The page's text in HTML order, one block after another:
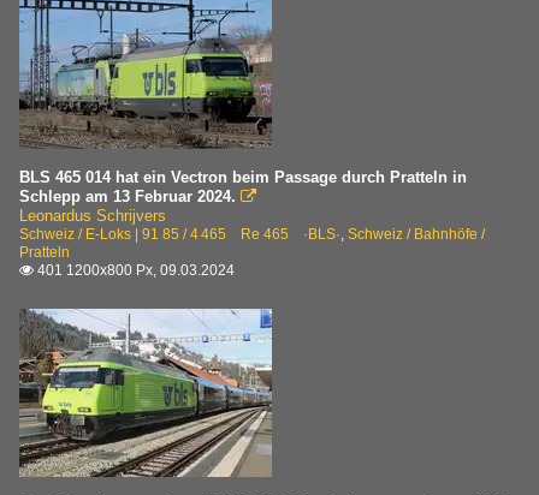
BLS 465 014 hat ein Vectron beim Passage durch Pratteln in
Schlepp am 13 Februar 2024. 
Leonardus Schrijvers
Schweiz / E-Loks | 91 85 / 4 465 Re 465 ·BLS·, Schweiz / Bahnhöfe /
Pratteln
 401 1200x800 Px, 09.03.2024